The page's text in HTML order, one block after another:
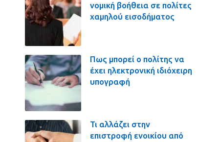
νομική βοήθεια σε πολίτες
χαμηλού εισοδήματος
Πως μπορεί ο πολίτης να
έχει ηλεκτρονική ιδιόχειρη
υπογραφή
Τι αλλάζει στην
επιστροφή ενοικίου από